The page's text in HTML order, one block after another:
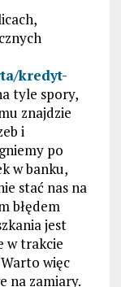
kredyt-
tyle spory,
znajdzie
i
po
w banku,
stać nas na
błędem
jest
w trakcie
więc
na zamiary.